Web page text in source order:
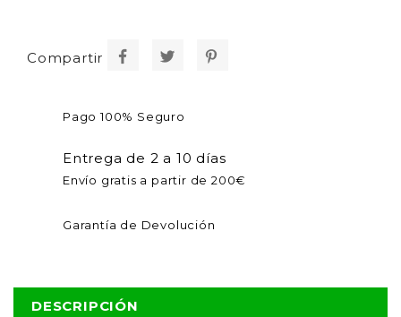
Compartir
Pago 100% Seguro
Entrega de 2 a 10 días
Envío gratis a partir de 200€
Garantía de Devolución
DESCRIPCIÓN